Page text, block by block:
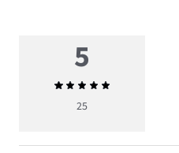
5
Priemerné
hodnotenie
25